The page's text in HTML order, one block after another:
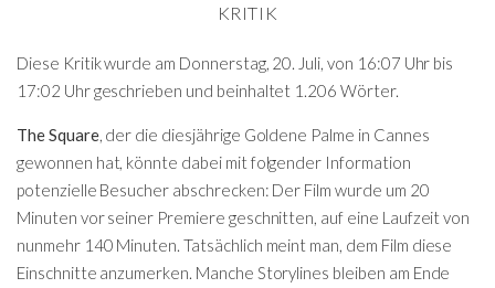
KRITIK
Diese Kritik wurde am Donnerstag, 20. Juli, von 16:07 Uhr bis
17:02 Uhr geschrieben und beinhaltet 1.206 Wörter.
The Square, der die diesjährige Goldene Palme in Cannes
gewonnen hat, könnte dabei mit folgender Information
potenzielle Besucher abschrecken: Der Film wurde um 20
Minuten vor seiner Premiere geschnitten, auf eine Laufzeit von
nunmehr 140 Minuten. Tatsächlich meint man, dem Film diese
Einschnitte anzumerken. Manche Storylines bleiben am Ende